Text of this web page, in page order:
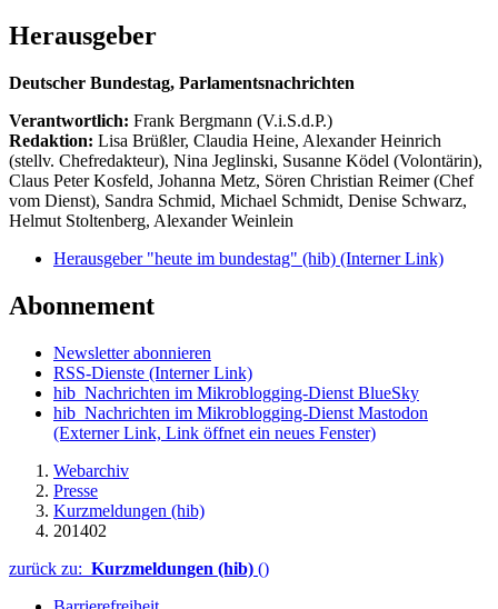
Herausgeber
Deutscher Bundestag, Parlamentsnachrichten
Verantwortlich: Frank Bergmann (V.i.S.d.P.)
Redaktion: Lisa Brüßler, Claudia Heine, Alexander Heinrich
(stellv. Chefredakteur), Nina Jeglinski, Susanne Ködel (Volontärin),
Claus Peter Kosfeld, Johanna Metz, Sören Christian Reimer (Chef
vom Dienst), Sandra Schmid, Michael Schmidt, Denise Schwarz,
Helmut Stoltenberg, Alexander Weinlein
Herausgeber "heute im bundestag" (hib) (Interner Link)
Abonnement
Newsletter abonnieren
RSS-Dienste (Interner Link)
hib_Nachrichten im Mikroblogging-Dienst BlueSky
hib_Nachrichten im Mikroblogging-Dienst Mastodon
(Externer Link, Link öffnet ein neues Fenster)
Webarchiv
Presse
Kurzmeldungen (hib)
201402
zurück zu: Kurzmeldungen (hib) ()